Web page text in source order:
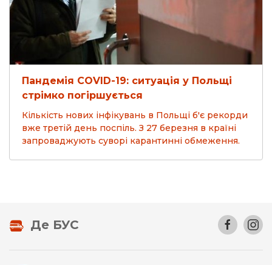
Пандемія COVID-19: ситуація у Польщі
стрімко погіршується
Кількість нових інфікувань в Польщі б'є рекорди
вже третій день поспіль. З 27 березня в країні
запроваджують суворі карантинні обмеження.
Де БУС